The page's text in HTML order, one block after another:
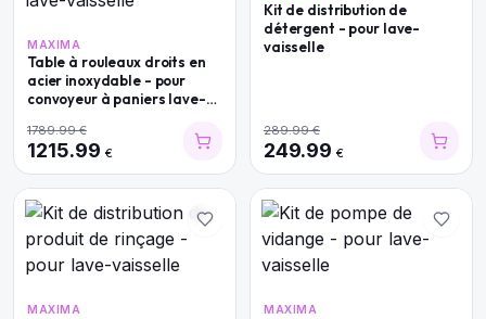
MAXIMA
Table à rouleaux droits en
acier inoxydable - pour
convoyeur à paniers lave-
1789.99€
1215.99 €
Kit de distribution de
détergent - pour lave-
vaisselle
289.99€
249.99 €
MAXIMA MAXIMA